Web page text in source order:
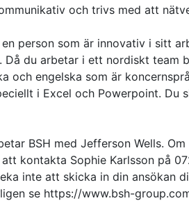
och trivs med att
person som är innovativ i sitt
du arbetar i ett nordiskt team
och engelska som är
i Excel och Powerpoint. Du
BSH med Jefferson Wells.
kontakta Sophie Karlsson på
inte att skicka in din ansökan
se https://www.bsh-